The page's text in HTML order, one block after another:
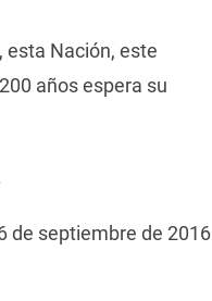
esta Nación, este
años espera su
de septiembre de 2016